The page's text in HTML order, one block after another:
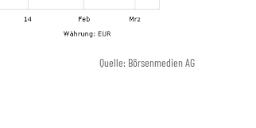
Quelle: Börsenmedien AG